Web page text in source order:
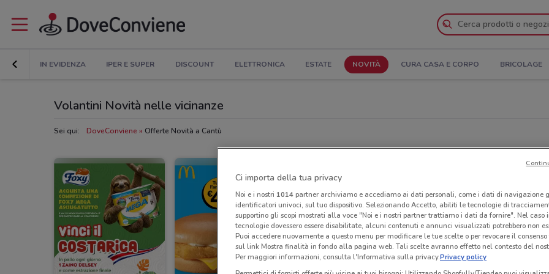
IN EVIDENZA IPER E SUPER DISCOUNT ELETTRONICA ESTATE NOVITÀ CURA CASA E CORPO BRICOLAGE
Volantini Novità nelle vicinanze
Sei qui: DoveConviene Offerte Novità a Cantù
Ci importa della tua privacy
Noi e i nostri 1014partner archiviamo e accediamo ai dati personali, come i dati di navigazione
identificatori univoci, sul tuo dispositivo. Selezionando Accetto, abiliti le tecnologie di
supportino gli scopi mostrati alla voce "Noi e i nostri partner trattiamo i dati da fornire". Nel caso
tecnologie dovessero essere disabilitate, alcuni contenuti e annunci visualizzati potrebbero non
Puoi accedere nuovamente a questo menu per modificare le tue scelte o per revocare il
sul link Mostra finalità in fondo alla pagina web. Tali scelte avranno effetto nel contesto del
Per maggiori informazioni, consulta l'Informativa sulla privacy.Privacy policy